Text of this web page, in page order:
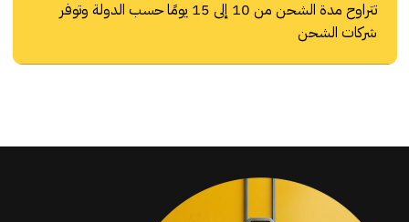
تتراوح مدة الشحن من 10 إلى 15 يومًا حسب الدولة وتوفر
شركات الشحن